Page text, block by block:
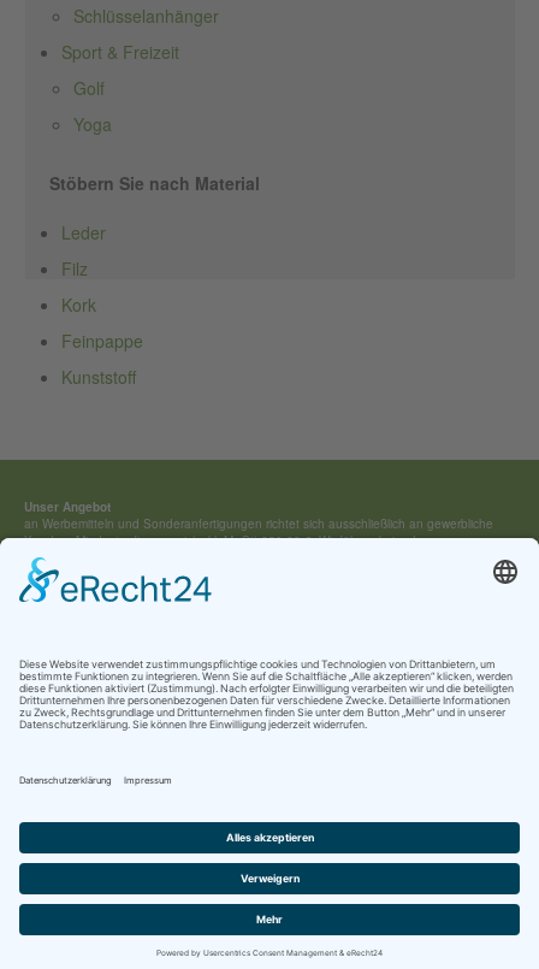
Schlüsselanhänger
Sport & Freizeit
Golf
Yoga
Stöbern Sie nach Material
Leder
Filz
Kork
Feinpappe
Kunststoff
Unser Angebot
an Werbemitteln und Sonderan­fertigungen richtet sich ausschließ­lich an gewerbliche
Kunden. Mindestauftragswert (exkl. MwSt) 250,00 €. Wir führen keine Lagerware,
sondern fertigen jedes Werbemittel individuell für Sie an.
Kontakt:
Tel.: +49 (0) 4154 / 7 95 40-0
Erfahren Sie mehr überunsere Geschichteals traditionsreiches Familienunternehmen
und lernen Sieunsere WerteundKatalogekennen.
Kontakt